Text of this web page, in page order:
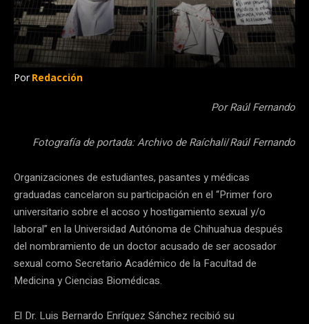
Por Redacción
Por Raúl Fernando
Fotografía de portada: Archivo de Raíchali/Raúl Fernando
Organizaciones de estudiantes, pasantes y médicas
graduadas cancelaron su participación en el “Primer foro
universitario sobre el acoso y hostigamiento sexual y/o
laboral” en la Universidad Autónoma de Chihuahua después
del nombramiento de un doctor acusado de ser acosador
sexual como Secretario Académico de la Facultad de
Medicina y Ciencias Biomédicas.
El Dr. Luis Bernardo Enríquez Sánchez recibió su